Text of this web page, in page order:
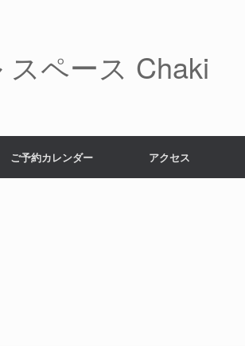
ペース Chaki
ご予約カレンダー アクセス